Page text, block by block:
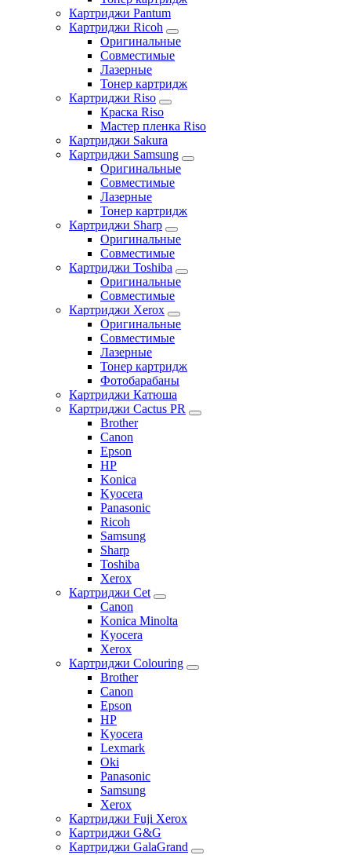
Картриджи Pantum
Картриджи Ricoh
Оригинальные
Совместимые
Лазерные
Тонер картридж
Картриджи Riso
Краска Riso
Мастер пленка Riso
Картриджи Sakura
Картриджи Samsung
Оригинальные
Совместимые
Лазерные
Тонер картридж
Картриджи Sharp
Оригинальные
Совместимые
Картриджи Toshiba
Оригинальные
Совместимые
Картриджи Xerox
Оригинальные
Совместимые
Лазерные
Тонер картридж
Фотобарабаны
Картриджи Катюша
Картриджи Cactus PR
Brother
Canon
Epson
HP
Konica
Kyocera
Panasonic
Ricoh
Samsung
Sharp
Toshiba
Xerox
Картриджи Cet
Canon
Konica Minolta
Kyocera
Xerox
Картриджи Colouring
Brother
Canon
Epson
HP
Kyocera
Lexmark
Oki
Panasonic
Samsung
Xerox
Картриджи Fuji Xerox
Картриджи G&G
Картриджи GalaGrand